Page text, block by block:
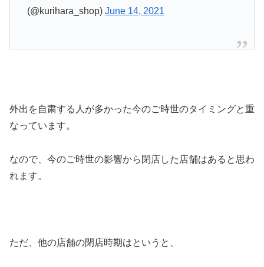
(@kurihara_shop) June 14, 2021
外出を自粛する人が多かった今のご時世のタイミングと重
なっています。
なので、今のご時世の影響から閉店した店舗はあると思わ
れます。
ただ、他の店舗の閉店時期はというと、